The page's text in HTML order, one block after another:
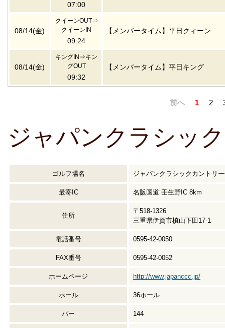
07:00
08/14(金)
クイーンOUT⇒
クイーンIN
09:24
【メンバータイム】平日クィーン
08/14(金)
キングIN⇒キン
グOUT
09:32
【メンバータイム】平日キング
前へ 1 2
ジャパンクラシッ
ゴルフ場名 ジャパンクラシックカントリ
最寄IC 名阪国道 壬生野IC 8km
住所
〒518-1326
三重県伊賀市槙山下田17-1
電話番号 0595-42-0050
FAX番号 0595-42-0052
ホームページ http://www.japanccc.jp/
ホール 36ホール
パー 144